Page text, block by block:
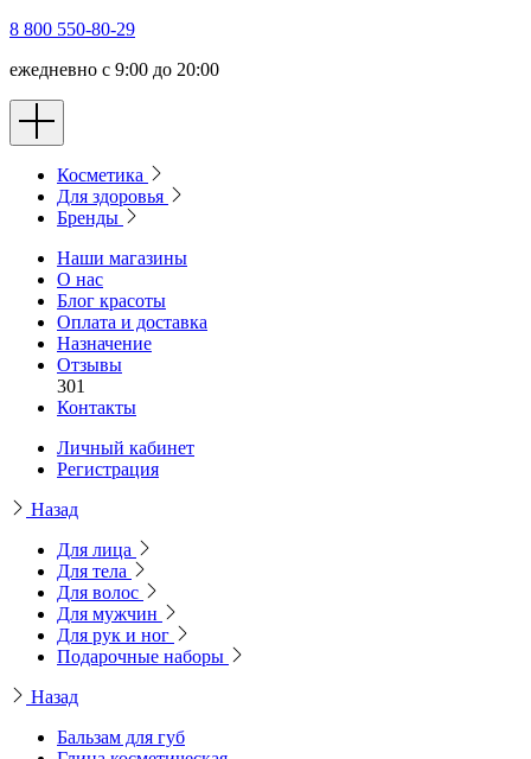
8 800 550-80-29
ежедневно с 9:00 до 20:00
Косметика
Для здоровья
Бренды
Наши магазины
О нас
Блог красоты
Оплата и доставка
Назначение
Отзывы
301
Контакты
Личный кабинет
Регистрация
Назад
Для лица
Для тела
Для волос
Для мужчин
Для рук и ног
Подарочные наборы
Назад
Бальзам для губ